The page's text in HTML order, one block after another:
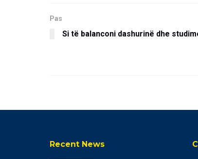
Pas
Si të balanconi dashurinë dhe
Recent News